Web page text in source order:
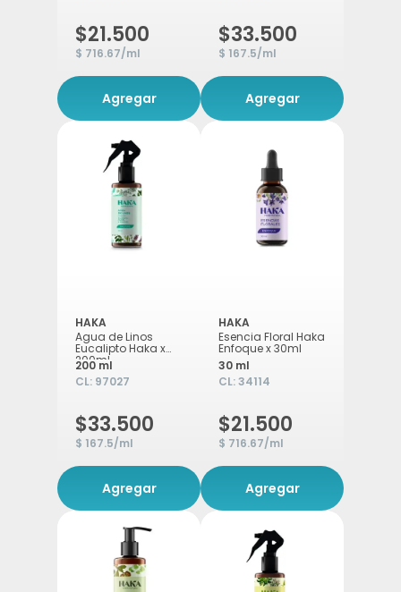
$21.500
$ 716.67/ml
Agregar
$33.500
$ 167.5/ml
Agregar
HAKA
Agua de Linos
Eucalipto Haka x
200ml
200 ml
CL: 97027
$33.500
$ 167.5/ml
Agregar
HAKA
Esencia Floral Haka
Enfoque x 30ml
30 ml
CL:34114
$21.500
$ 716.67/ml
Agregar